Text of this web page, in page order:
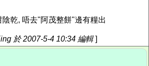
乾, 唔去"阿茂整餅"邊有糧出
於 2007-5-4 10:34 編輯]